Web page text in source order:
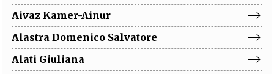
Aivaz Kamer-Ainur
Alastra Domenico Salvatore
Alati Giuliana